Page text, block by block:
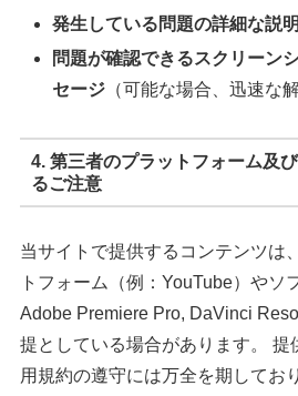
発生している問題の詳細な説明
問題が確認できるスクリーン
セージ （可能な場合、迅速な
4. 第三者のプラットフォーム及
るご注意
当サイトで提供するコンテンツは
トフォーム（例：YouTube）やソ
Adobe Premiere Pro, DaVinci
提としている場合があります。 提
用規約の遵守には万全を期してお